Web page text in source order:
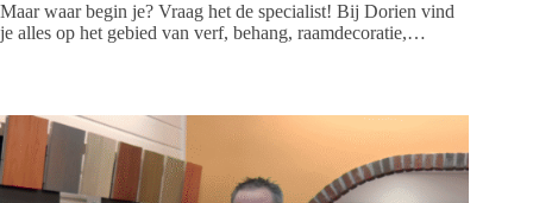
Maar waar begin je? Vraag het de specialist! Bij Dorien vind
je alles op het gebied van verf, behang, raamdecoratie,…